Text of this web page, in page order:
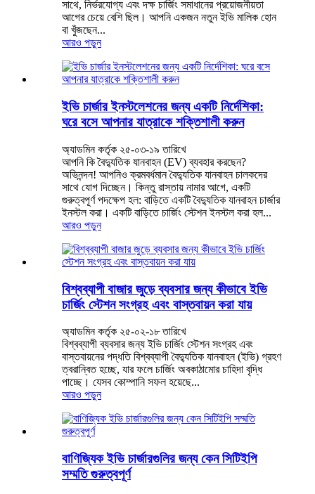
সাথে, নির্ভরযোগ্য এবং দক্ষ চার্জিং সমাধানের প্রয়োজনীয়তা
আগের চেয়ে বেশি ছিল। আপনি একজন নতুন ইভি মালিক হোন
বা খুঁজছেন...
আরও পড়ুন
ইভি চার্জার ইনস্টলেশনের জন্য একটি নির্দেশিকা:
ঘরে বসে আপনার যাত্রাকে শক্তিশালী করুন
অ্যাডমিন কর্তৃক ২৫-০৩-১৯ তারিখে
আপনি কি বৈদ্যুতিক যানবাহন (EV) ব্যবহার করছেন?
অভিনন্দন! আপনিও ক্রমবর্ধমান বৈদ্যুতিক যানবাহন চালকদের
সাথে যোগ দিচ্ছেন। কিন্তু রাস্তায় নামার আগে, একটি
গুরুত্বপূর্ণ পদক্ষেপ হল: বাড়িতে একটি বৈদ্যুতিক যানবাহন চার্জার
ইনস্টল করা। একটি বাড়িতে চার্জিং স্টেশন ইনস্টল করা হল...
আরও পড়ুন
বিশ্বব্যাপী বাজার জুড়ে ব্যবসার জন্য কীভাবে ইভি
চার্জিং স্টেশন সংগ্রহ এবং বাস্তবায়ন করা যায়
অ্যাডমিন কর্তৃক ২৫-০২-১৮ তারিখে
বিশ্বব্যাপী ব্যবসার জন্য ইভি চার্জিং স্টেশন সংগ্রহ এবং
বাস্তবায়নের পদ্ধতি বিশ্বব্যাপী বৈদ্যুতিক যানবাহন (ইভি) গ্রহণ
ত্বরান্বিত হচ্ছে, যার ফলে চার্জিং অবকাঠামোর চাহিদা বৃদ্ধি
পাচ্ছে। যেসব কোম্পানি সফল হয়েছে...
আরও পড়ুন
বাণিজ্যিক ইভি চার্জারগুলির জন্য কেন সিটিইপি
সম্মতি গুরুত্বপূর্ণ